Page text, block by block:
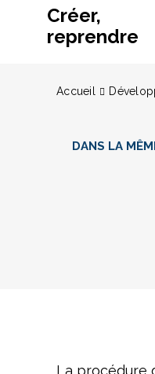
Créer,
reprendre
Accueil
DANS LA
La procédure